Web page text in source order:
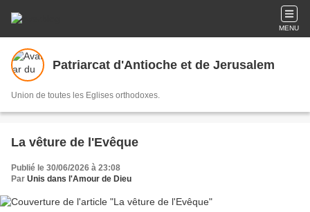
MENU
Patriarcat d'Antioche et de Jerusalem
Union de toutes les Eglises orthodoxes.
La vêture de l'Evêque
Publié le 30/06/2026 à 23:08
Par Unis dans l'Amour de Dieu